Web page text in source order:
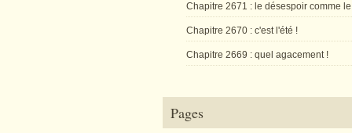
Chapitre 2671 : le désespoir comme
Chapitre 2670 : c'est l'été !
Chapitre 2669 : quel agacement !
Pages